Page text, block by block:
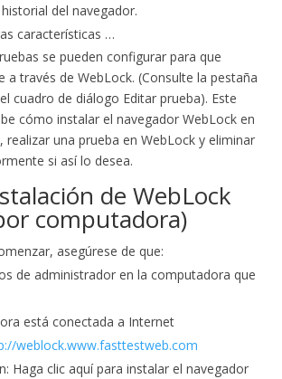
del navegador.
características …
se pueden configurar para que
a través de WebLock. (Consulte la pestaña
cuadro de diálogo Editar prueba). Este
cómo instalar el navegador WebLock en
una prueba en WebLock y eliminar
si así lo desea.
de WebLock
computadora)
asegúrese de que:
de administrador en la computadora que
está conectada a Internet
weblock.www.fasttestweb.com
Haga clic aquí para instalar el navegador